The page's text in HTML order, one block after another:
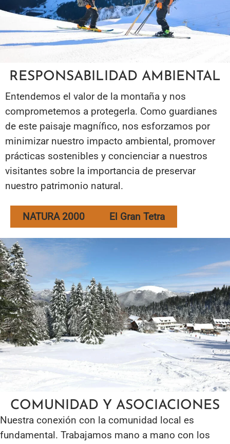
RESPONSABILIDAD AMBIENTAL
Entendemos el valor de la montaña y nos
comprometemos a protegerla. Como guardianes
de este paisaje magnífico, nos esforzamos por
minimizar nuestro impacto ambiental, promover
prácticas sostenibles y concienciar a nuestros
visitantes sobre la importancia de preservar
nuestro patrimonio natural.
NATURA 2000 El Gran Tetra
COMUNIDAD Y ASOCIACIONES
Nuestra conexión con la comunidad local es
fundamental. Trabajamos mano a mano con los